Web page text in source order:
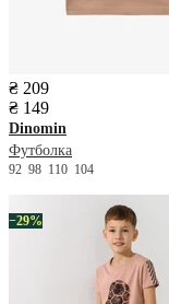
₴ 209
₴ 149
Dinomin
Футболка
92 98 110 104
−29%